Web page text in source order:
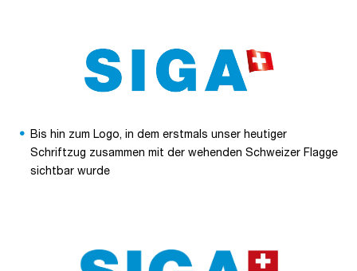
Bis hin zum Logo, in dem erstmals unser heutiger
Schriftzug zusammen mit der wehenden Schweizer Flagge
sichtbar wurde